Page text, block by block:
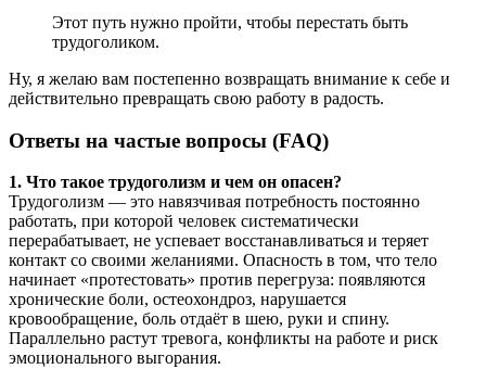
Этот путь нужно пройти, чтобы перестать быть
трудоголиком.
Ну, я желаю вам постепенно возвращать внимание к себе и
действительно превращать свою работу в радость.
Ответы на частые вопросы (FAQ)
1. Что такое трудоголизм и чем он опасен?
Трудоголизм — это навязчивая потребность постоянно
работать, при которой человек систематически
перерабатывает, не успевает восстанавливаться и теряет
контакт со своими желаниями. Опасность в том, что тело
начинает «протестовать» против перегруза: появляются
хронические боли, остеохондроз, нарушается
кровообращение, боль отдаёт в шею, руки и спину.
Параллельно растут тревога, конфликты на работе и риск
эмоционального выгорания.